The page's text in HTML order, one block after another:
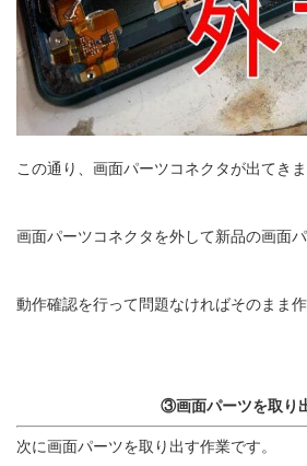
この通り、画面パーツコネクタが出てきま
画面パーツコネクタを外して新品の画面パ
動作確認を行って問題なければそのまま作
③画面パーツを取り
次に画面パーツを取り出す作業です。